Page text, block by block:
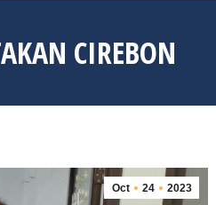
CIREBON
Oct 24 2023